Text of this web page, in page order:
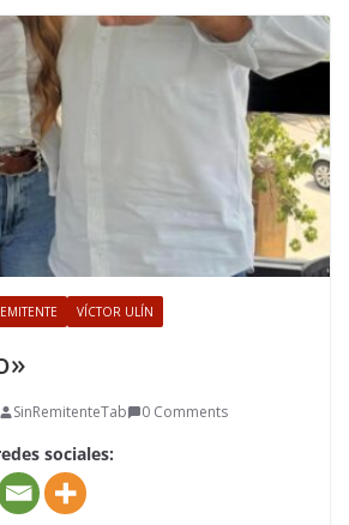
VÍCTOR ULÍN
SinRemitenteTab 0 Comments
sociales: